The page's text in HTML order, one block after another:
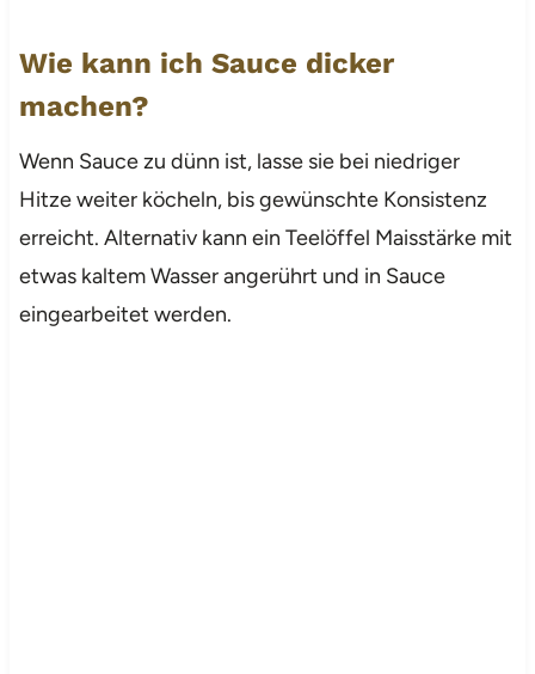
Wie kann ich Sauce dicker
machen?
Wenn Sauce zu dünn ist, lasse sie bei niedriger
Hitze weiter köcheln, bis gewünschte Konsistenz
erreicht. Alternativ kann ein Teelöffel Maisstärke mit
etwas kaltem Wasser angerührt und in Sauce
eingearbeitet werden.